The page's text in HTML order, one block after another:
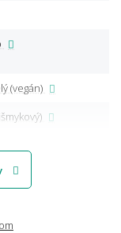
(vegán)